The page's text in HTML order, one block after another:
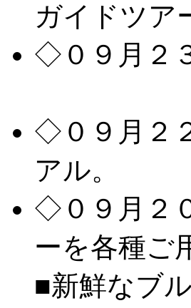
ガイドツア
◇０９月２
◇０９月２
アル。
◇０９月２
ーを各種ご
■新鮮なブ